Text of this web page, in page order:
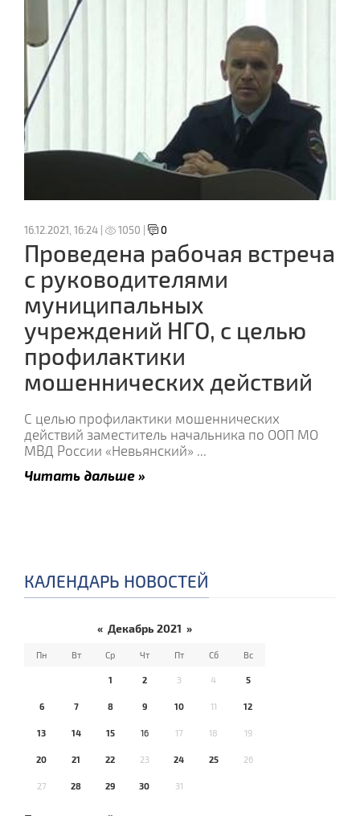
16.12.2021, 16:24 | 1050 | 0
Проведена рабочая встреча
с руководителями
муниципальных
учреждений НГО, с целью
профилактики
мошеннических действий
С целью профилактики мошеннических
действий заместитель начальника по ООП МО
МВД России «Невьянский» ...
Читать дальше »
КАЛЕНДАРЬ НОВОСТЕЙ
« Декабрь 2021 »
Пн Вт Ср Чт Пт Сб Вс
1 2 3 4 5
6 7 8 9 10 11 12
13 14 15 16 17 18 19
20 21 22 23 24 25 26
27 28 29 30 31